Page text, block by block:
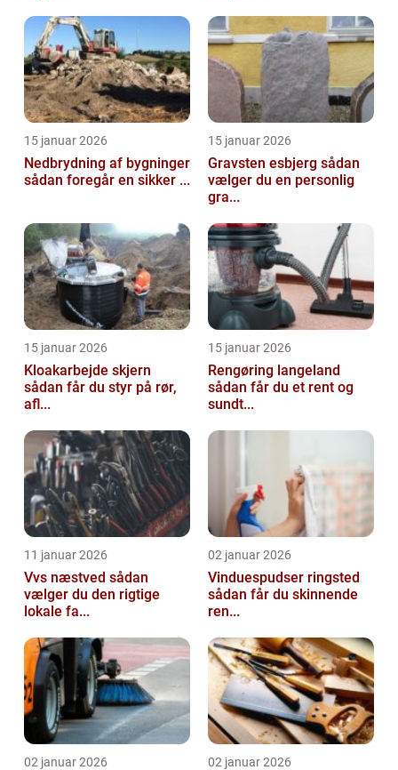
15 januar 2026
Nedbrydning af bygninger
sådan foregår en sikker ...
15 januar 2026
Gravsten esbjerg sådan
vælger du en personlig
gra...
15 januar 2026
Kloakarbejde skjern
sådan får du styr på rør,
afl...
15 januar 2026
Rengøring langeland
sådan får du et rent og
sundt...
11 januar 2026
Vvs næstved sådan
vælger du den rigtige
lokale fa...
02 januar 2026
Vinduespudser ringsted
sådan får du skinnende
ren...
02 januar 2026 02 januar 2026